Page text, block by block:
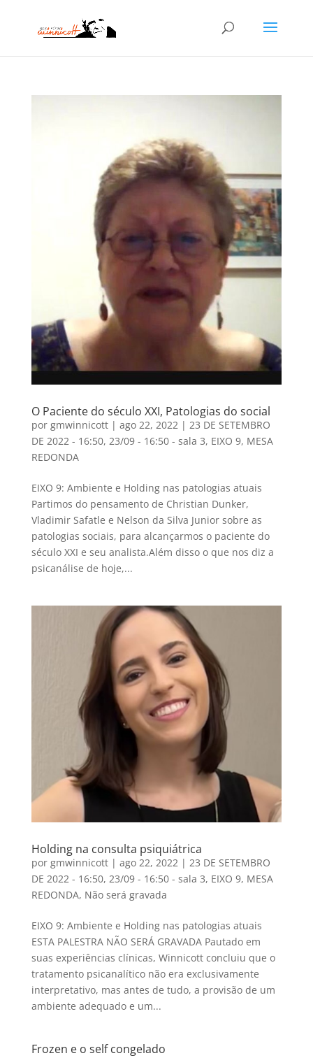
O Paciente do século XXI, Patologias do social
por gmwinnicott| ago 22, 2022 | 23 DE SETEMBRO
DE 2022 - 16:50, 23/09 - 16:50 - sala 3, EIXO 9, MESA
REDONDA
EIXO 9: Ambiente e Holding nas patologias atuais
Partimos do pensamento de Christian Dunker,
Vladimir Safatle e Nelson da Silva Junior sobre as
patologias sociais, para alcançarmos o paciente do
século XXI e seu analista.Além disso o que nos diz a
psicanálise de hoje,...
Holding na consulta psiquiátrica
por gmwinnicott| ago 22, 2022| 23 DE SETEMBRO
DE 2022 - 16:50, 23/09 - 16:50 - sala 3, EIXO 9, MESA
REDONDA, Não será gravada
EIXO 9: Ambiente e Holding nas patologias atuais
ESTA PALESTRA NÃO SERÁ GRAVADA Pautado em
suas experiências clínicas, Winnicott concluiu que o
tratamento psicanalítico não era exclusivamente
interpretativo, mas antes de tudo, a provisão de um
ambiente adequado e um...
Frozen e o self congelado